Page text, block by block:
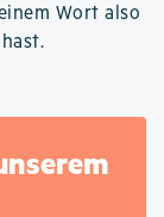
Wort also